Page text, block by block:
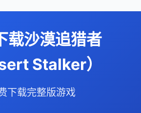
载沙漠追猎者
Stalker）
下载完整版游戏